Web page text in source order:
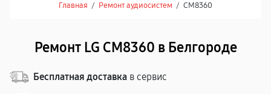
Главная / Ремонт аудиосистем / CM8360
Ремонт LG CM8360 в Белгороде
Бесплатная доставка в сервис